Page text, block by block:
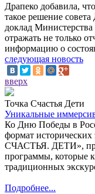
Драпеко добавила,
такое решение
доклад
отражать не только
информацию о
следующая новость
вверх
Точка Счастья Дети
Уникальные
Ко Дню Победы в
формат
СЧАСТЬЯ. ДЕТИ»,
программы, которые
традиционных
Подробнее...